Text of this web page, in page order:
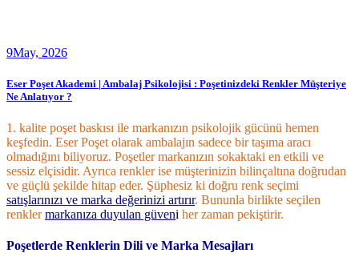
9May, 2026
Eser Poşet Akademi | Ambalaj Psikolojisi : Poşetinizdeki Renkler Müşteriye
Ne Anlatıyor ?
1. kalite poşet baskısı ile markanızın psikolojik gücünü hemen
keşfedin. Eser Poşet olarak ambalajın sadece bir taşıma aracı
olmadığını biliyoruz. Poşetler markanızın sokaktaki en etkili ve
sessiz elçisidir. Ayrıca renkler ise müşterinizin bilinçaltına doğrudan
ve güçlü şekilde hitap eder. Şüphesiz ki doğru renk seçimi
satışlarınızı ve marka değerinizi artırır. Bununla birlikte seçilen
renklermarkanıza duyulan güveni her zaman pekiştirir.
Poşetlerde Renklerin Dili ve Marka Mesajları